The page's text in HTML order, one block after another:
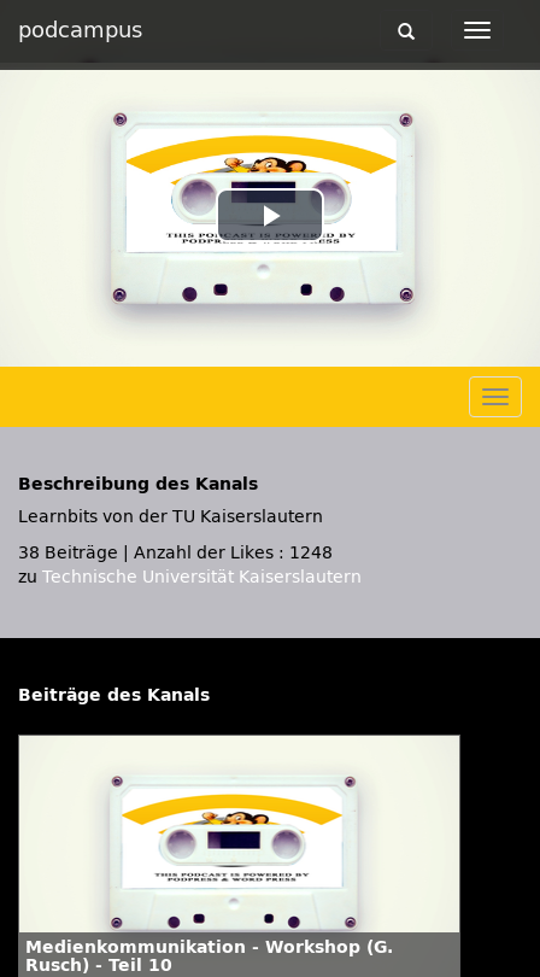
podcampus
Toggle
Toggle
Play
Video
Beschreibung des Kanals
Learnbits von der TU Kaiserslautern
38 Beiträge
Anzahl der Likes : 1248
zu Technische Universität Kaiserslautern
Beiträge des Kanals
Medienkommunikation - Workshop (G.
Rusch) - Teil 10